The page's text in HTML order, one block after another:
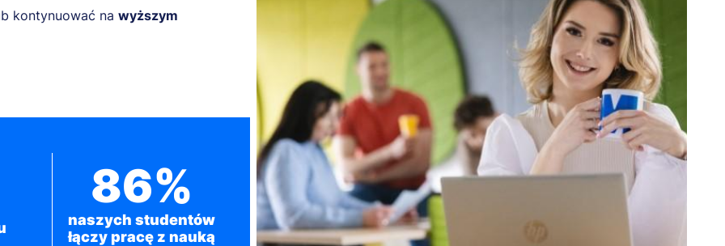
86%
naszych studentów
łączy pracę z nauką
kontynuować na wyższym